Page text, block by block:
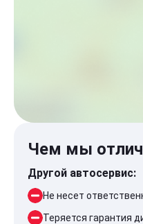
Чем мы
Другой автосервис:
Не несет
Теряется гарантия